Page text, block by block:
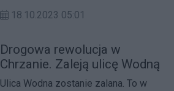
18.10.2023 05:01
Drogowa rewolucja w
Chrzanie. Zaleją ulicę Wodną
Ulica Wodna zostanie zalana. To w